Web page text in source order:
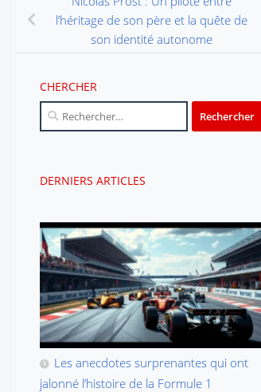
l’héritage de son père et la quête de
son identité autonome
CHERCHER
Rechercher :
DERNIERS ARTICLES
Les anecdotes surprenantes qui ont
jalonné l’histoire de la Formule 1